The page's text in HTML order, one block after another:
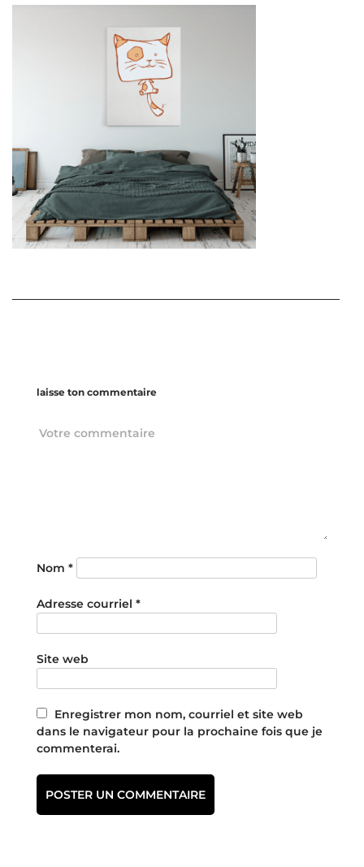
laisse ton commentaire
Nom *
Adresse courriel *
Site web
Enregistrer mon nom, courriel et site web
dans le navigateur pour la prochaine fois que je
commenterai.